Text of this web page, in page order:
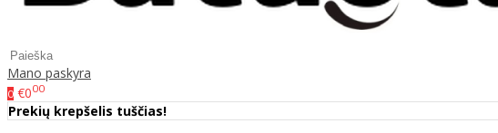
Mano paskyra
0 €000
Prekių krepšelis tuščias!